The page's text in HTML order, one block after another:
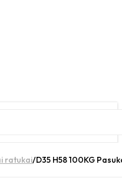
ratukai/D35 H58 100KG